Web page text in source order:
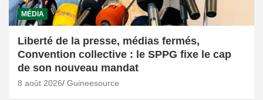
MÉDIA
Liberté de la presse, médias fermés,
Convention collective : le SPPG fixe le cap
de son nouveau mandat
8 août 2026 Guineesource